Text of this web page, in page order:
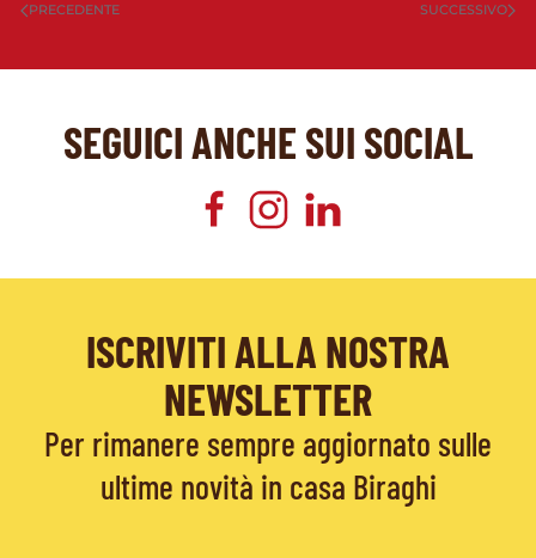
PRECEDENTE SUCCESSIVO
SEGUICI ANCHE SUI SOCIAL
ISCRIVITI ALLA NOSTRA
NEWSLETTER
Per rimanere sempre aggiornato sulle
ultime novità in casa Biraghi